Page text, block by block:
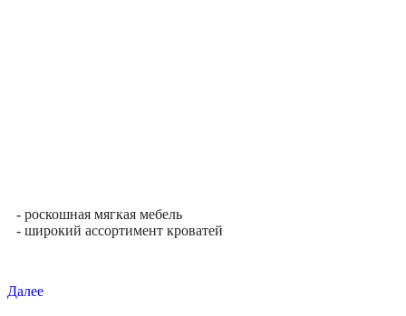
- роскошная мягкая мебель
- широкий ассортимент кроватей
Далее